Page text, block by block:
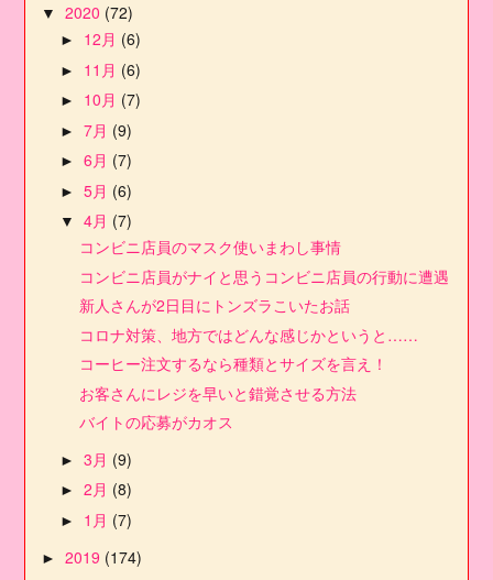
▼2020 (72)
► 12月 (6)
► 11月 (6)
► 10月 (7)
►7月 (9)
►6月 (7)
►5月 (6)
▼4月 (7)
コンビニ店員のマスク使いまわし事情
コンビニ店員がナイと思うコンビニ店員の行動に遭遇
新人さんが2日目にトンズラこいたお話
コロナ対策、地方ではどんな感じかというと……
コーヒー注文するなら種類とサイズを言え！
お客さんにレジを早いと錯覚させる方法
バイトの応募がカオス
►3月 (9)
►2月 (8)
► 1月 (7)
►2019 (174)